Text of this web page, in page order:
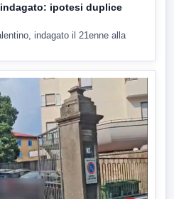
ipotesi duplice
indagato il 21enne alla